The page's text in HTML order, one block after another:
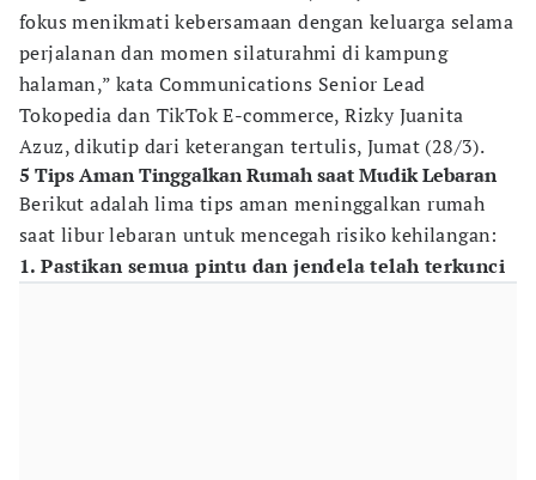
fokus menikmati kebersamaan dengan keluarga selama
perjalanan dan momen silaturahmi di kampung
halaman,” kata Communications Senior Lead
Tokopedia dan TikTok E-commerce, Rizky Juanita
Azuz, dikutip dari keterangan tertulis, Jumat (28/3).
5 Tips Aman Tinggalkan Rumah saat Mudik Lebaran
Berikut adalah lima tips aman meninggalkan rumah
saat libur lebaran untuk mencegah risiko kehilangan:
1. Pastikan semua pintu dan jendela telah terkunci